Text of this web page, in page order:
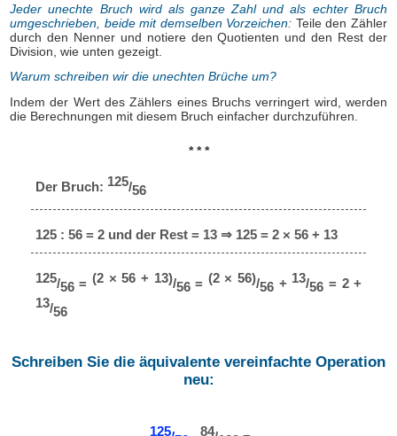
Jeder unechte Bruch wird als ganze Zahl und als echter Bruch
umgeschrieben, beide mit demselben Vorzeichen: Teile den Zähler
durch den Nenner und notiere den Quotienten und den Rest der
Division, wie unten gezeigt.
Warum schreiben wir die unechten Brüche um?
Indem der Wert des Zählers eines Bruchs verringert wird, werden
die Berechnungen mit diesem Bruch einfacher durchzuführen.
* * *
Der Bruch: 125/56
125 : 56 = 2 und der Rest = 13 ⇒ 125 = 2 × 56 + 13
125/56=(2 × 56 + 13)/56= (2 × 56)/56 + 13/56 = 2 +
13/56
Schreiben Sie die äquivalente vereinfachte Operation
neu:
125 84